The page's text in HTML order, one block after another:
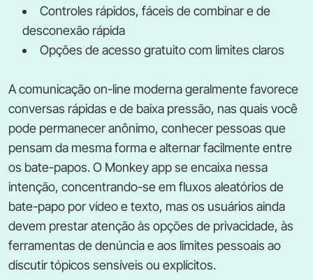
Controles rápidos, fáceis de combinar e de
desconexão rápida
Opções de acesso gratuito com limites claros
A comunicação on-line moderna geralmente favorece
conversas rápidas e de baixa pressão, nas quais você
pode permanecer anônimo, conhecer pessoas que
pensam da mesma forma e alternar facilmente entre
os bate-papos. O Monkey app se encaixa nessa
intenção, concentrando-se em fluxos aleatórios de
bate-papo por vídeo e texto, mas os usuários ainda
devem prestar atenção às opções de privacidade, às
ferramentas de denúncia e aos limites pessoais ao
discutir tópicos sensíveis ou explícitos.